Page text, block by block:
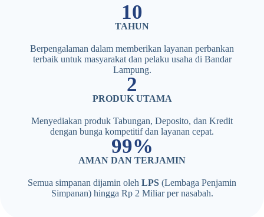
11
TAHUN
Berpengalaman dalam memberikan layanan perbankan
terbaik untuk masyarakat dan pelaku usaha di Bandar
Lampung.
3
PRODUK UTAMA
Menyediakan produk Tabungan, Deposito, dan Kredit
dengan bunga kompetitif dan layanan cepat.
100%
AMAN DAN TERJAMIN
Semua simpanan dijamin oleh LPS (Lembaga Penjamin
Simpanan) hingga Rp 2 Miliar per nasabah.